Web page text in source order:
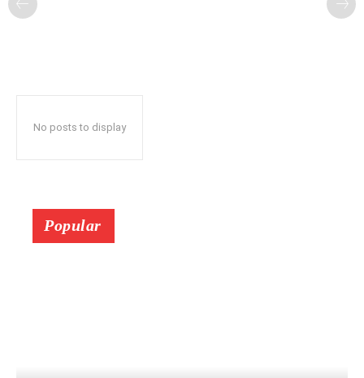
No posts to display
Popular